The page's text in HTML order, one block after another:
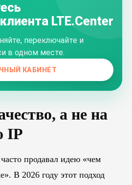
LTE.Center
переключайте и
в одном месте.
КАБИНЕТ
а не на
IP
продавал идею «чем
В 2026 году этот подход